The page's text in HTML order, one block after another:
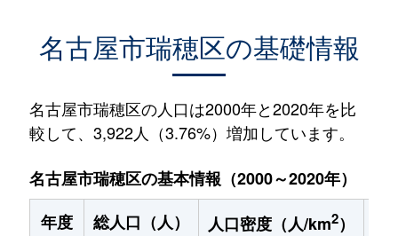
名古屋市瑞穂区の基礎情報
名古屋市瑞穂区の人口は2000年と2020年を比
較して、3,922人（3.76%）増加しています。
名古屋市瑞穂区の基本情報（2000～2020年）
年度
総人口（人） 人口密度（人/km2）